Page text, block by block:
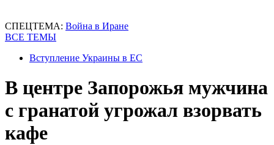
СПЕЦТЕМА: Война в Иране
ВСЕ ТЕМЫ
Вступление Украины в ЕС
В центре Запорожья мужчина
с гранатой угрожал взорвать
кафе